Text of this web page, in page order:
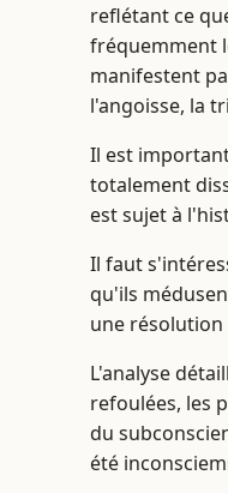
reflétant ce
fréquemment
manifestent
l'angoisse, la
Il est
totalement
est sujet à
Il faut
qu'ils
une résolution
L'analyse
refoulées, les
du
été